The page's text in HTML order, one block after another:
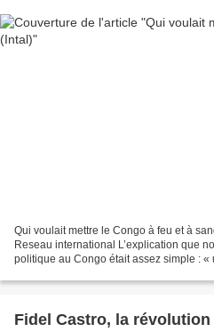
Qui voulait mettre le Congo à feu et à
Reseau international L’explication que
politique au Congo était assez simple : «
Fidel Castro, la révolution